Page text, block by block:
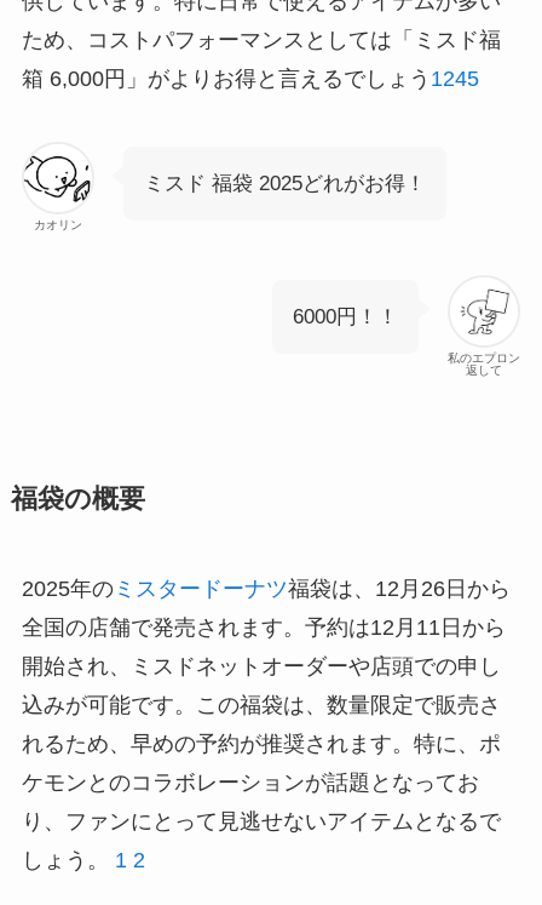
ため、コストパフォーマンスとしては「ミスド福
箱 6,000円」がよりお得と言えるでしょう 1245
カオリン
ミスド 福袋 2025どれがお得！
私のエプロン
返して
6000円！！
福袋の概要
2025年のミスタードーナツ福袋は、12月26日から
全国の店舗で発売されます。予約は12月11日から
開始され、ミスドネットオーダーや店頭での申し
込みが可能です。この福袋は、数量限定で販売さ
れるため、早めの予約が推奨されます。特に、ポ
ケモンとのコラボレーションが話題となってお
り、ファンにとって見逃せないアイテムとなるで
しょう。 1 2